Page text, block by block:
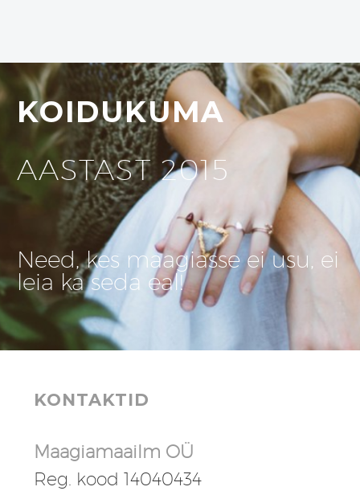
KOIDUKUMA
AASTAST 2015
Need, kes maagiasse ei usu, ei
leia ka seda eal!
KONTAKTID
Maagiamaailm OÜ
Reg. kood 14040434